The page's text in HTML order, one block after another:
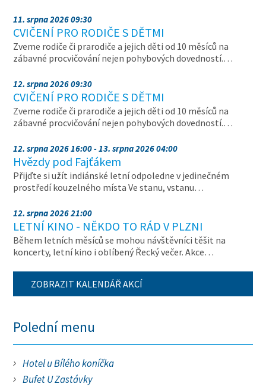
11. srpna 2026 09:30
CVIČENÍ PRO RODIČE S DĚTMI
Zveme rodiče či prarodiče a jejich děti od 10 měsíců na
zábavné procvičování nejen pohybových dovedností.…
12. srpna 2026 09:30
CVIČENÍ PRO RODIČE S DĚTMI
Zveme rodiče či prarodiče a jejich děti od 10 měsíců na
zábavné procvičování nejen pohybových dovedností.…
12. srpna 2026 16:00 - 13. srpna 2026 04:00
Hvězdy pod Fajťákem
Přijďte si užít indiánské letní odpoledne v jedinečném
prostředí kouzelného místa Ve stanu, vstanu…
12. srpna 2026 21:00
LETNÍ KINO - NĚKDO TO RÁD V PLZNI
Během letních měsíců se mohou návštěvníci těšit na
koncerty, letní kino i oblíbený Řecký večer. Akce…
ZOBRAZIT KALENDÁŘ AKCÍ
Polední menu
Hotel u Bílého koníčka
Bufet U Zastávky